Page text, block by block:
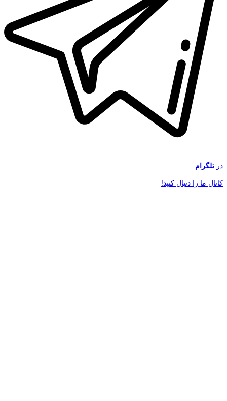
در تلگرام
کانال ما را دنبال کنید!